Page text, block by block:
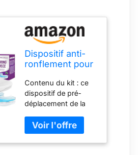
Dispositif anti-
ronflement pour
anti-ronflement
efficace pour
hommes et
femmes - 0-8
mm - Trois tailles
Contenu du kit : ce
dispositif de pré-
déplacement de la
est disponible en
trois configurations :
type A, type B et type